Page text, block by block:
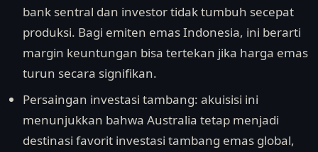
bank sentral dan investor tidak tumbuh secepat
produksi. Bagi emiten emas Indonesia, ini berarti
margin keuntungan bisa tertekan jika harga emas
turun secara signifikan.
Persaingan investasi tambang: akuisisi ini
menunjukkan bahwa Australia tetap menjadi
destinasi favorit investasi tambang emas global,